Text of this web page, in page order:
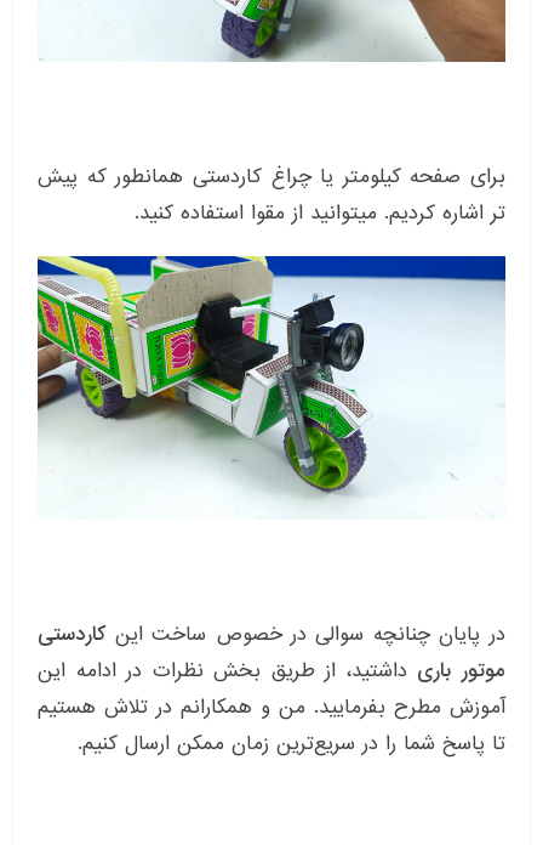
برای صفحه کیلومتر یا چراغ کاردستی همانطور که پیش
تر اشاره کردیم. میتوانید از مقوا استفاده کنید.
در پایان چنانچه سوالی در خصوص ساخت این کاردستی
موتور باری داشتید، از طریق بخش نظرات در ادامه این
آموزش مطرح بفرمایید. من و همکارانم در تلاش هستیم
تا پاسخ شما را در سریع‌ترین زمان ممکن ارسال کنیم.